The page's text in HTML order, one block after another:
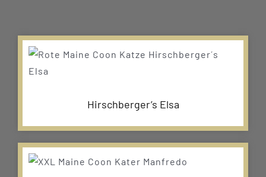
Hirschberger’s Elsa